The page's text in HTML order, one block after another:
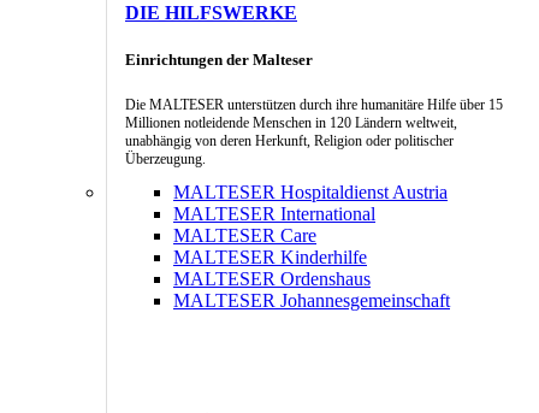
DIE HILFSWERKE
Einrichtungen der Malteser
Die MALTESER unterstützen durch ihre humanitäre Hilfe über 15
Millionen notleidende Menschen in 120 Ländern weltweit,
unabhängig von deren Herkunft, Religion oder politischer
Überzeugung.
MALTESER Hospitaldienst Austria
MALTESER International
MALTESER Care
MALTESER Kinderhilfe
MALTESER Ordenshaus
MALTESER Johannesgemeinschaft